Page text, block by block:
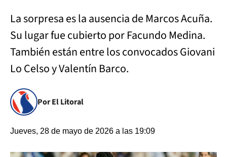
La sorpresa es la ausencia de Marcos Acuña.
Su lugar fue cubierto por Facundo Medina.
También están entre los convocados Giovani
Lo Celso y Valentín Barco.
Por El Litoral
Jueves, 28 de mayo de 2026 a las 19:09